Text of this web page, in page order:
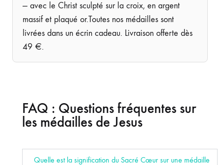
— avec le Christ sculpté sur la croix, en argent
massif et plaqué or.Toutes nos médailles sont
livrées dans un écrin cadeau. Livraison offerte dès
49 €.
FAQ : Questions fréquentes sur
les médailles de Jesus
Quelle est la signification du Sacré Cœur sur une médaille